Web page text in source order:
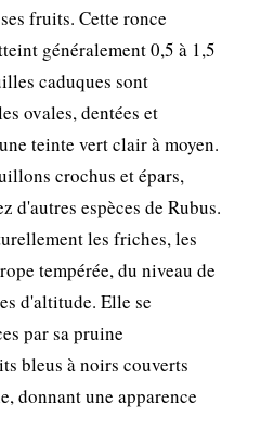
fruits. Cette ronce
généralement 0,5 à 1,5
caduques sont
ovales, dentées et
teinte vert clair à moyen.
crochus et épars,
d'autres espèces de Rubus.
les friches, les
tempérée, du niveau de
d'altitude. Elle se
par sa pruine
bleus à noirs couverts
donnant une apparence